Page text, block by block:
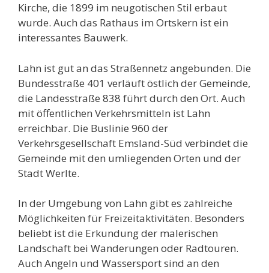
Kirche, die 1899 im neugotischen Stil erbaut
wurde. Auch das Rathaus im Ortskern ist ein
interessantes Bauwerk.
Lahn ist gut an das Straßennetz angebunden. Die
Bundesstraße 401 verläuft östlich der Gemeinde,
die Landesstraße 838 führt durch den Ort. Auch
mit öffentlichen Verkehrsmitteln ist Lahn
erreichbar. Die Buslinie 960 der
Verkehrsgesellschaft Emsland-Süd verbindet die
Gemeinde mit den umliegenden Orten und der
Stadt Werlte.
In der Umgebung von Lahn gibt es zahlreiche
Möglichkeiten für Freizeitaktivitäten. Besonders
beliebt ist die Erkundung der malerischen
Landschaft bei Wanderungen oder Radtouren.
Auch Angeln und Wassersport sind an den